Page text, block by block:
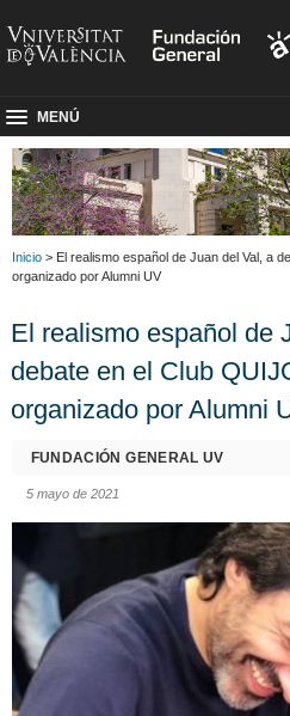
MENÚ
Inicio > El realismo español de Juan del Val, a
organizado por Alumni UV
El realismo español de
debate en el Club
organizado por Alumni
FUNDACIÓN GENERAL UV
5 mayo de 2021